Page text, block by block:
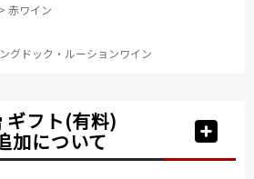
> 赤ワイン
グドック・ルーションワイン
ギフト(有料)
加について